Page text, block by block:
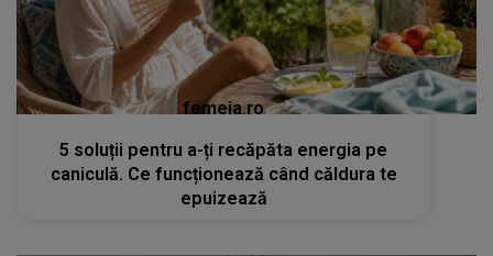
femeia.ro
5 soluții pentru a-ți recăpăta energia pe
caniculă. Ce funcționează când căldura te
epuizează